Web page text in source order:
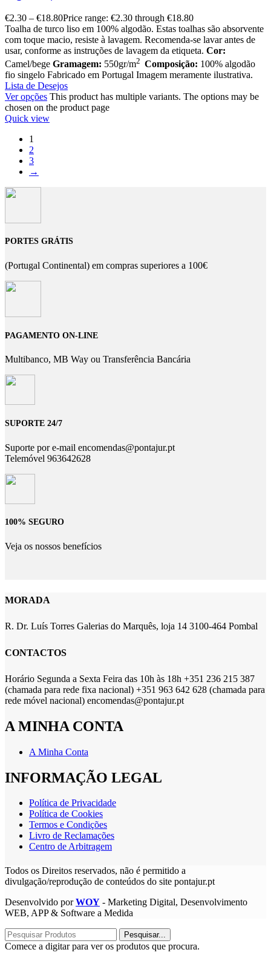
€2.30 – €18.80Price range: €2.30 through €18.80
Toalha de turco liso em 100% algodão. Estas toalhas são absorvente
com toque macio, resiste à lavagem. Recomenda-se lavar antes de
usar, conforme as instruções de lavagem da etiqueta. Cor:
Camel/bege Gramagem: 550gr/m2 Composição: 100% algodão
fio singelo Fabricado em Portugal Imagem meramente ilustrativa.
Lista de Desejos
Ver opções This product has multiple variants. The options may be
chosen on the product page
Quick view
1
2
3
→
PORTES GRÁTIS
(Portugal Continental) em compras superiores a 100€
PAGAMENTO ON-LINE
Multibanco, MB Way ou Transferência Bancária
SUPORTE 24/7
Suporte por e-mail encomendas@pontajur.pt
Telemóvel 963642628
100% SEGURO
Veja os nossos benefícios
MORADA
R. Dr. Luís Torres Galerias do Marquês, loja 14 3100-464 Pombal
CONTACTOS
Horário Segunda a Sexta Feira das 10h às 18h +351 236 215 387
(chamada para rede fixa nacional) +351 963 642 628 (chamada para
rede móvel nacional) encomendas@pontajur.pt
A MINHA CONTA
A Minha Conta
INFORMAÇÃO LEGAL
Política de Privacidade
Política de Cookies
Termos e Condições
Livro de Reclamações
Centro de Arbitragem
Todos os Direitos reservados, não é permitido a
divulgação/reprodução de conteúdos do site pontajur.pt
Desenvolvido porWOY - Marketing Digital, Desenvolvimento
WEB, APP & Software a Medida
Pesquisar...
Comece a digitar para ver os produtos que procura.